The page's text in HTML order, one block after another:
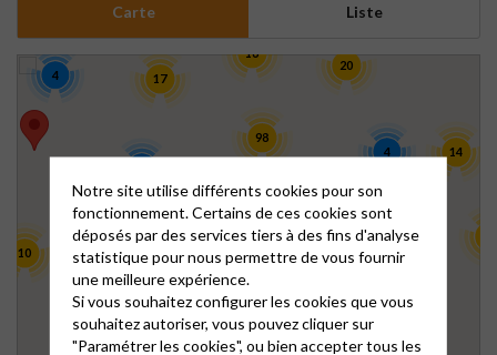
Carte Liste
22
10
14
98
20
23
9
4
16
17
4
8
3
Notre site utilise différents cookies pour son
fonctionnement. Certains de ces cookies sont
déposés par des services tiers à des fins d'analyse
statistique pour nous permettre de vous fournir
une meilleure expérience.
Si vous souhaitez configurer les cookies que vous
souhaitez autoriser, vous pouvez cliquer sur
"Paramétrer les cookies", ou bien accepter tous les